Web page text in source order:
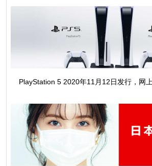
PlayStation 5 2020年11月12日发行，网